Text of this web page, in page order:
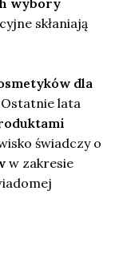
skłaniają
dla
Ostatnie lata
świadczy o
w zakresie